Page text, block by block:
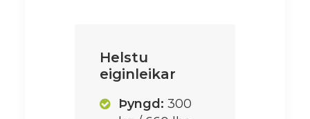
Helstu
eiginleikar
Þyngd: 300